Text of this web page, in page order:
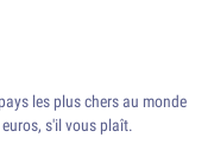
les plus chers au monde
s'il vous plaît.